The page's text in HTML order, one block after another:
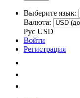
Выберите язык:
Валюта:
Рус USD
Войти
Регистрация